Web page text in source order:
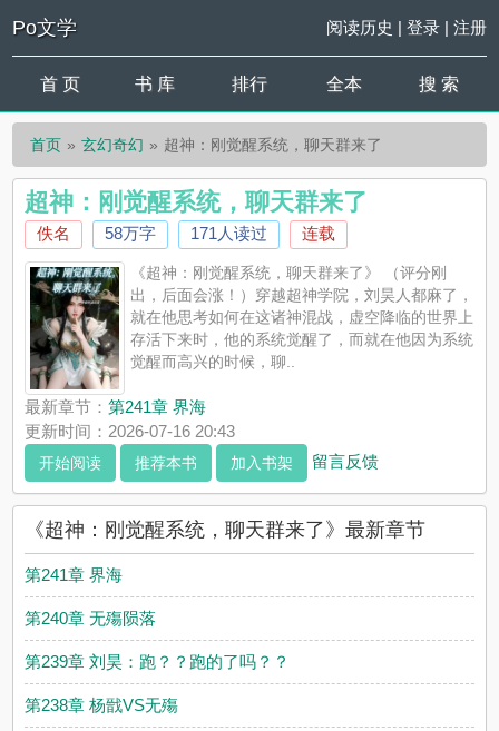
Po文学 阅读历史 | 登录| 注册
首 页 书 库 排行 全本 搜 索
首页 玄幻奇幻 超神：刚觉醒系统，聊天群来了
超神：刚觉醒系统，聊天群来了
佚名 58万字 171人读过 连载
《超神：刚觉醒系统，聊天群来了》 （评分刚
出，后面会涨！）穿越超神学院，刘昊人都麻了，
就在他思考如何在这诸神混战，虚空降临的世界上
存活下来时，他的系统觉醒了，而就在他因为系统
觉醒而高兴的时候，聊..
最新章节：第241章 界海
更新时间：2026-07-16 20:43
开始阅读 推荐本书 加入书架 留言反馈
《超神：刚觉醒系统，聊天群来了》最新章节
第241章 界海
第240章 无殤陨落
第239章 刘昊：跑？？跑的了吗？？
第238章 杨戩VS无殤